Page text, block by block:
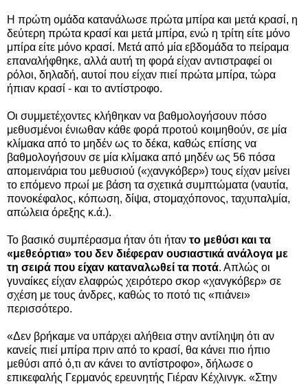
Η πρώτη ομάδα κατανάλωσε πρώτα μπίρα και μετά κρασί, η
δεύτερη πρώτα κρασί και μετά μπίρα, ενώ η τρίτη είτε μόνο
μπίρα είτε μόνο κρασί. Μετά από μία εβδομάδα το πείραμα
επαναλήφθηκε, αλλά αυτή τη φορά είχαν αντιστραφεί οι
ρόλοι, δηλαδή, αυτοί που είχαν πιεί πρώτα μπίρα, τώρα
ήπιαν κρασί - και το αντίστροφο.
Οι συμμετέχοντες κλήθηκαν να βαθμολογήσουν πόσο
μεθυσμένοι ένιωθαν κάθε φορά προτού κοιμηθούν, σε μία
κλίμακα από το μηδέν ως το δέκα, καθώς επίσης να
βαθμολογήσουν σε μία κλίμακα από μηδέν ως 56 πόσα
απομεινάρια του μεθυσιού («χανγκόβερ») τους είχαν μείνει
το επόμενο πρωί με βάση τα σχετικά συμπτώματα (ναυτία,
πονοκέφαλος, κόπωση, δίψα, στομαχόπονος, ταχυπαλμία,
απώλεια όρεξης κ.ά.).
Το βασικό συμπέρασμα ήταν ότι ήταν το μεθύσι και τα
«μεθεόρτια» του δεν διέφεραν ουσιαστικά ανάλογα με
τη σειρά που είχαν καταναλωθεί τα ποτά. Απλώς οι
γυναίκες είχαν ελαφρώς χειρότερο σκορ «χανγκόβερ» σε
σχέση με τους άνδρες, καθώς το ποτό τις «πιάνει»
περισσότερο.
«Δεν βρήκαμε να υπάρχει αλήθεια στην αντίληψη ότι αν
κανείς πιεί μπίρα πριν από το κρασί, θα κάνει πιο ήπιο
μεθύσι από ό,τι αν κάνει το αντίστροφο», δήλωσε ο
επικεφαλής Γερμανός ερευνητής Γιέραν Κέχλινγκ. «Στην